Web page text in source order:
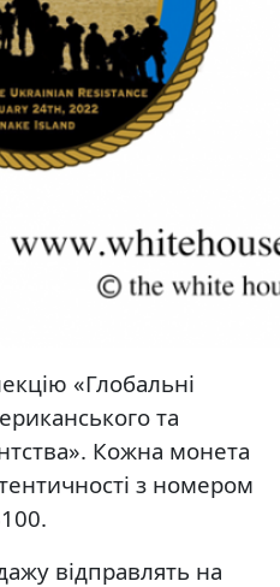
«Глобальні
та
Кожна монета
з номером
відправлять на